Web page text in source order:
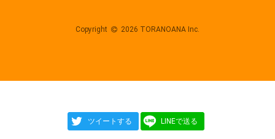
ツイートする LINEで送る
Copyright 2026 TORANOANA Inc.